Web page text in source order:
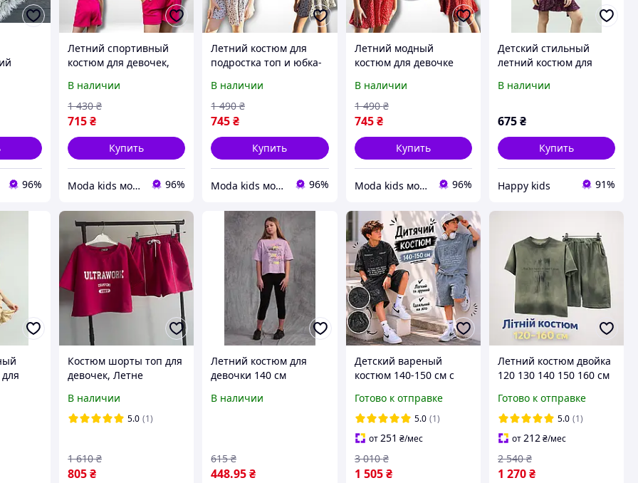
беж
96%
Летний спортивный
костюм для девочек,
топ, Летний костюм
для девочк
В наличии
715₴
1 430 ₴
Купить
Moda kids модная стильная одежда для детей и подростков 96%
Летний костюм для
подростка топ и юбка-
костюм девочке,
Костюм с шортами на
лето для девочки
В наличии
745₴
1 490 ₴
Купить
Moda kids модная стильная одежда для детей и подростков 96%
Летний модный
костюм для девочке
шорты, Стильный
подростковый костюм
девочке, детски костюм
с шортами на лето
В наличии
745 ₴
1 490 ₴
Купить
Moda kids модная стильная одежда для детей и подростков 96%
Детский стильный
летний костюм для
юбка на запах и топ
В наличии
675₴
Купить
Happy kids 91%
Костюм шорты топ для
девочек, Летне
девочки подростка с
шортами
В наличии
5.0 (1)
805₴
1 610 ₴
Летний костюм для
девочки 140 см
сиреневый
В наличии
448.95₴
615 ₴
Детский вареный
костюм 140-150 см с
подростка, летние
спортивные
повседневные
комплекты с шортами
для детей
Готово к отправке
5.0 (1)
от251 ₴/мес
1 505 ₴
3 010 ₴
Летний костюм двойка
120 130 140 150 160 см
мальчику подростку,
легкие спортивные
комплекты с шортами
для детей
Готово к отправке
5.0 (1)
от212₴/мес
1 270₴
2 540 ₴